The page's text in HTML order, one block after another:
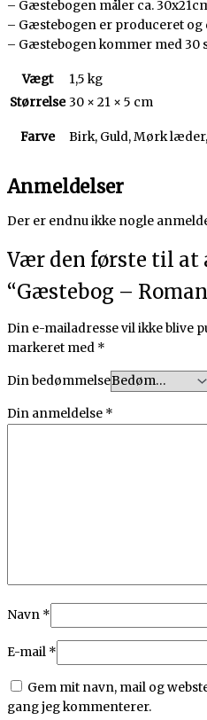
– Gæstebogen måler ca.
– Gæstebogen er produceret og
– Gæstebogen kommer med 30
Vægt
1,5 kg
Størrelse 30 × 21 × 5 cm
Farve Birk, Guld, Mørk
Anmeldelser
Der er endnu ikke nogle
Vær den første til at
“Gæstebog –
Din e-mailadresse vil ikke blive
markeret med *
Din bedømmelse
Din anmeldelse *
Navn *
E-mail *
Gem mit navn, mail og
gang jeg kommenterer.